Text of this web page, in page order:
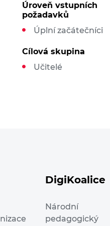
Úroveň vstupních
požadavků
Úplní začátečníci
Cílová skupina
Učitelé
DigiKoalice
Národní
pedagogický